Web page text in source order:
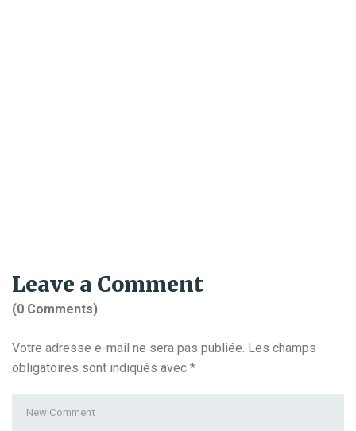
Leave a Comment
(0 Comments)
Votre adresse e-mail ne sera pas publiée. Les champs
obligatoires sont indiqués avec *